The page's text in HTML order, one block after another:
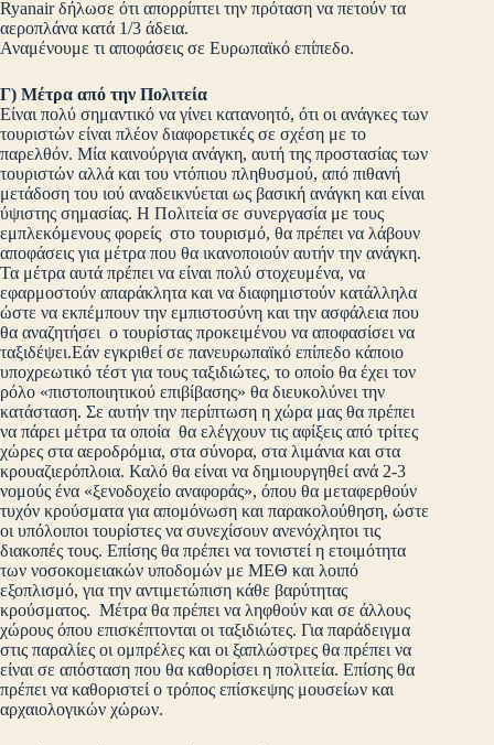
Ryanair δήλωσε ότι απορρίπτει την πρόταση να πετούν τα
αεροπλάνα κατά 1/3 άδεια.
Αναμένουμε τι αποφάσεις σε Ευρωπαϊκό επίπεδο.
Γ) Μέτρα από την Πολιτεία
Είναι πολύ σημαντικό να γίνει κατανοητό, ότι οι ανάγκες των
τουριστών είναι πλέον διαφορετικές σε σχέση με το
παρελθόν. Μία καινούργια ανάγκη, αυτή της προστασίας των
τουριστών αλλά και του ντόπιου πληθυσμού, από πιθανή
μετάδοση του ιού αναδεικνύεται ως βασική ανάγκη και είναι
ύψιστης σημασίας. Η Πολιτεία σε συνεργασία με τους
εμπλεκόμενους φορείς στο τουρισμό, θα πρέπει να λάβουν
αποφάσεις για μέτρα που θα ικανοποιούν αυτήν την ανάγκη.
Τα μέτρα αυτά πρέπει να είναι πολύ στοχευμένα, να
εφαρμοστούν απαράκλητα και να διαφημιστούν κατάλληλα
ώστε να εκπέμπουν την εμπιστοσύνη και την ασφάλεια που
θα αναζητήσει ο τουρίστας προκειμένου να αποφασίσει να
ταξιδέψει.Εάν εγκριθεί σε πανευρωπαϊκό επίπεδο κάποιο
υποχρεωτικό τέστ για τους ταξιδιώτες, το οποίο θα έχει τον
ρόλο «πιστοποιητικού επιβίβασης» θα διευκολύνει την
κατάσταση. Σε αυτήν την περίπτωση η χώρα μας θα πρέπει
να πάρει μέτρα τα οποία θα ελέγχουν τις αφίξεις από τρίτες
χώρες στα αεροδρόμια, στα σύνορα, στα λιμάνια και στα
κρουαζιερόπλοια. Καλό θα είναι να δημιουργηθεί ανά 2-3
νομούς ένα «ξενοδοχείο αναφοράς», όπου θα μεταφερθούν
τυχόν κρούσματα για απομόνωση και παρακολούθηση, ώστε
οι υπόλοιποι τουρίστες να συνεχίσουν ανενόχλητοι τις
διακοπές τους. Επίσης θα πρέπει να τονιστεί η ετοιμότητα
των νοσοκομειακών υποδομών με ΜΕΘ και λοιπό
εξοπλισμό, για την αντιμετώπιση κάθε βαρύτητας
κρούσματος. Μέτρα θα πρέπει να ληφθούν και σε άλλους
χώρους όπου επισκέπτονται οι ταξιδιώτες. Για παράδειγμα
στις παραλίες οι ομπρέλες και οι ξαπλώστρες θα πρέπει να
είναι σε απόσταση που θα καθορίσει η πολιτεία. Επίσης θα
πρέπει να καθοριστεί ο τρόπος επίσκεψης μουσείων και
αρχαιολογικών χώρων.